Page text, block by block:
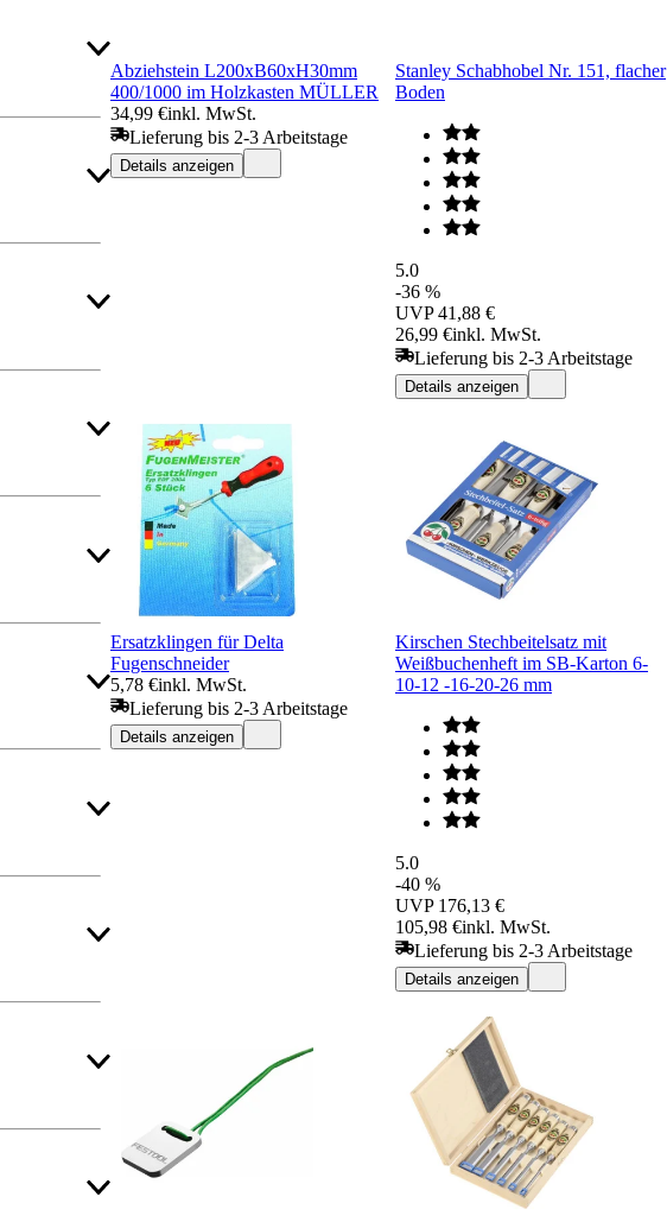
Abziehstein L200xB60xH30mm
400/1000 im Holzkasten MÜLLER
34,99 €inkl. MwSt.
Lieferung bis 2-3 Arbeitstage
Details anzeigen
Stanley Schabhobel Nr. 151, flacher
Boden
5.0
-36 %
UVP 41,88 €
26,99 €inkl. MwSt.
Lieferung bis 2-3 Arbeitstage
Details anzeigen
Ersatzklingen für Delta
Fugenschneider
5,78 €inkl. MwSt.
Lieferung bis 2-3 Arbeitstage
Details anzeigen
Kirschen Stechbeitelsatz mit
Weißbuchenheft im SB-Karton 6-
10-12 -16-20-26 mm
5.0
-40 %
UVP 176,13 €
105,98 €inkl. MwSt.
Lieferung bis 2-3 Arbeitstage
Details anzeigen